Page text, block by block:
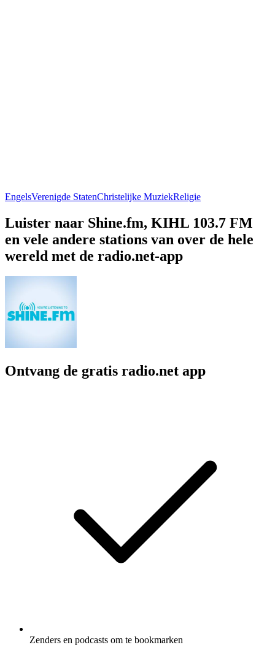
EngelsVerenigde StatenChristelijke MuziekReligie
Luister naar Shine.fm, KIHL 103.7 FM
en vele andere stations van over de hele
wereld met de radio.net-app
Ontvang de gratis radio.net app
Zenders en podcasts om te bookmarken